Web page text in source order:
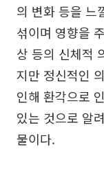
의 변화 등을 느
섞이며 영향을
상 등의 신체적
지만 정신적인
인해 환각으로
있는 것으로 알
물이다.